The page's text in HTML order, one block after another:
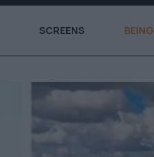
SCREENS BEING